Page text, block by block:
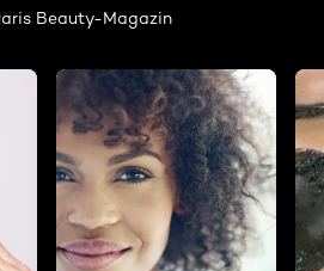
Beauty-Magazin